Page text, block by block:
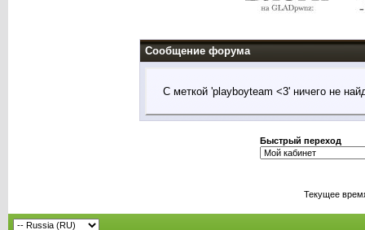
Сообщение форума
С меткой 'playboyteam <3' ничего не
Быстрый переход
Текущее